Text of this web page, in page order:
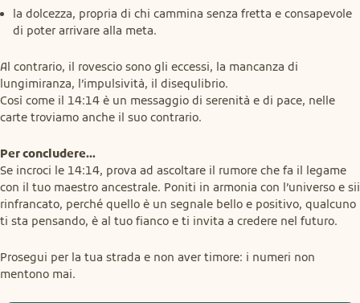
la dolcezza, propria di chi cammina senza fretta e consapevole
di poter arrivare alla meta.
Al contrario, il rovescio sono gli eccessi, la mancanza di
lungimiranza, l’impulsività, il disequlibrio.
Così come il 14:14 è un messaggio di serenità e di pace, nelle
carte troviamo anche il suo contrario.
Per concludere…
Se incroci le 14:14, prova ad ascoltare il rumore che fa il legame
con il tuo maestro ancestrale. Poniti in armonia con l’universo e sii
rinfrancato, perché quello è un segnale bello e positivo, qualcuno
ti sta pensando, è al tuo fianco e ti invita a credere nel futuro.
Prosegui per la tua strada e non aver timore: i numeri non
mentono mai.